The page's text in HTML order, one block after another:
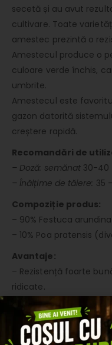
secetă și au avut
cultivare. Toate
amestec prezintă o
Amestecul produce o
culoare verde închis,
umbrite.
Amestecul este
gazon datorită
creștere rapidă.
Recomandări de
– Doză: semănat 30-40
– Înălțime de tăiere: 35
Compoziție produs:
– 90% Festuca
– 10% Poa pratensis
Avantaje:
– Rezistență foarte
ridicate.
– Toleranță excelentă
– Se obține un gazon
– Culoare verde